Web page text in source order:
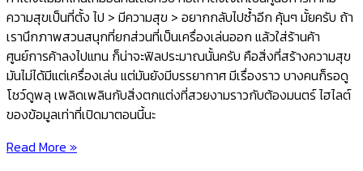
ความสุขเป็นที่ตั้ง ไป > มีความสุข > อยากกลับไปซ้ำอีก คุ้นๆ มั้ยครับ ถ้า
เรานึกภาพสวนสนุกที่ยกส่วนที่เป็นเครื่องเล่นออก แล้วใส่ร้านค้า
ศูนย์การค้าลงไปแทน ก็น่าจะฟิลประมาณนั้นครับ ​คือสิ่งที่สร้างความสุข
มันไม่ได้มีแต่เครื่องเล่น แต่มันยังมีบรรยากาศ มีเรื่องราว บางคนก็รอดู
โชว์ดูพลุ เพลิดเพลินกับสิ่งตกแต่งที่สวยงามราวกับต้องมนตร์ ​ไฮไลต์
ของข้อมูลเท่าที่เปิดมาตอนนี้นะ
Read More »